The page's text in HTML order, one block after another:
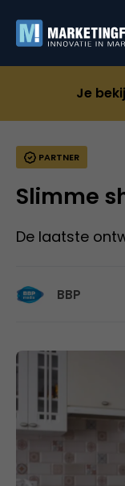
Je
PARTNER
Slimme
De laatste
BBP